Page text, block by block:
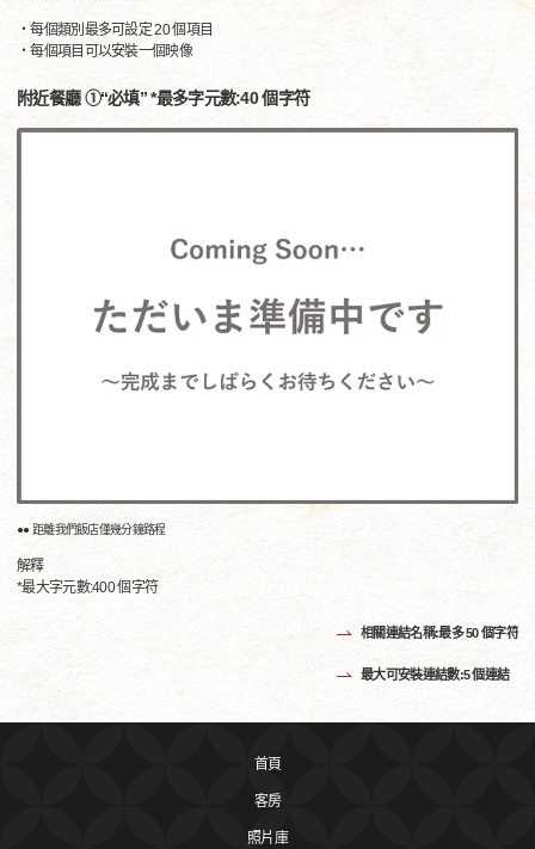
・每個類別最多可設定 20 個項目
・每個項目可以安裝一個映像
附近餐廳 ①“必填” *最多字元數:40 個字符
●● 距離我們飯店僅幾分鐘路程
解釋
*最大字元數:400 個字符
相關連結名稱:最多 50 個字符
最大可安裝連結數:5 個連結
首頁
客房
照片庫